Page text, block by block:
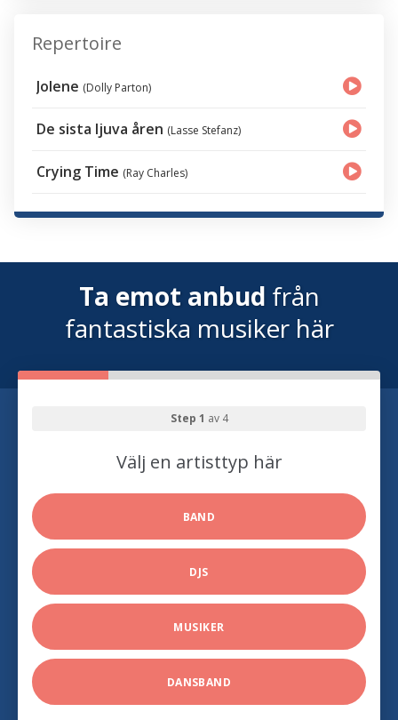
Repertoire
Jolene (Dolly Parton)
De sista ljuva åren (Lasse Stefanz)
Crying Time (Ray Charles)
Ta emot anbud från
fantastiska musiker här
Step 1 av 4
Välj en artisttyp här
BAND
DJS
MUSIKER
DANSBAND